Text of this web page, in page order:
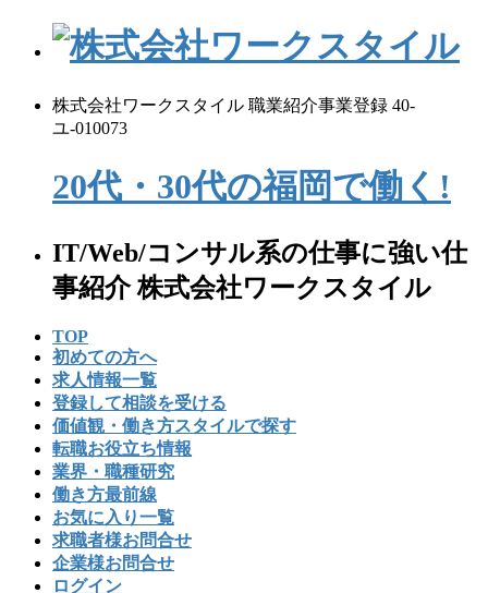
株式会社ワークスタイル 職業紹介事業登録 40-
ユ-010073
20代・30代の福岡で働く!
IT/Web/コンサル系の仕事に強い仕
事紹介 株式会社ワークスタイル
TOP
初めての⽅へ
求人情報一覧
登録して相談を受ける
価値観・働き方スタイルで探す
転職お役立ち情報
業界・職種研究
働き方最前線
お気に入り一覧
求職者様お問合せ
企業様お問合せ
ログイン